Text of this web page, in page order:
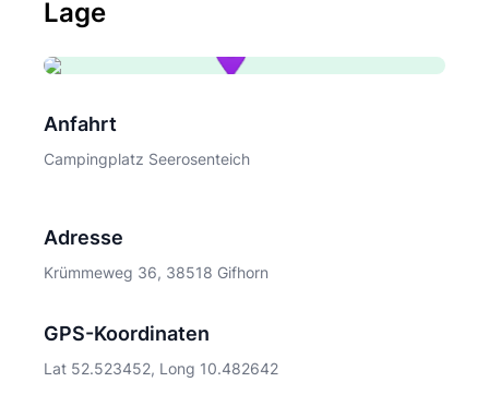
Lage
Anfahrt
Campingplatz Seerosenteich
Adresse
Krümmeweg 36, 38518 Gifhorn
GPS-Koordinaten
Lat 52.523452, Long 10.482642